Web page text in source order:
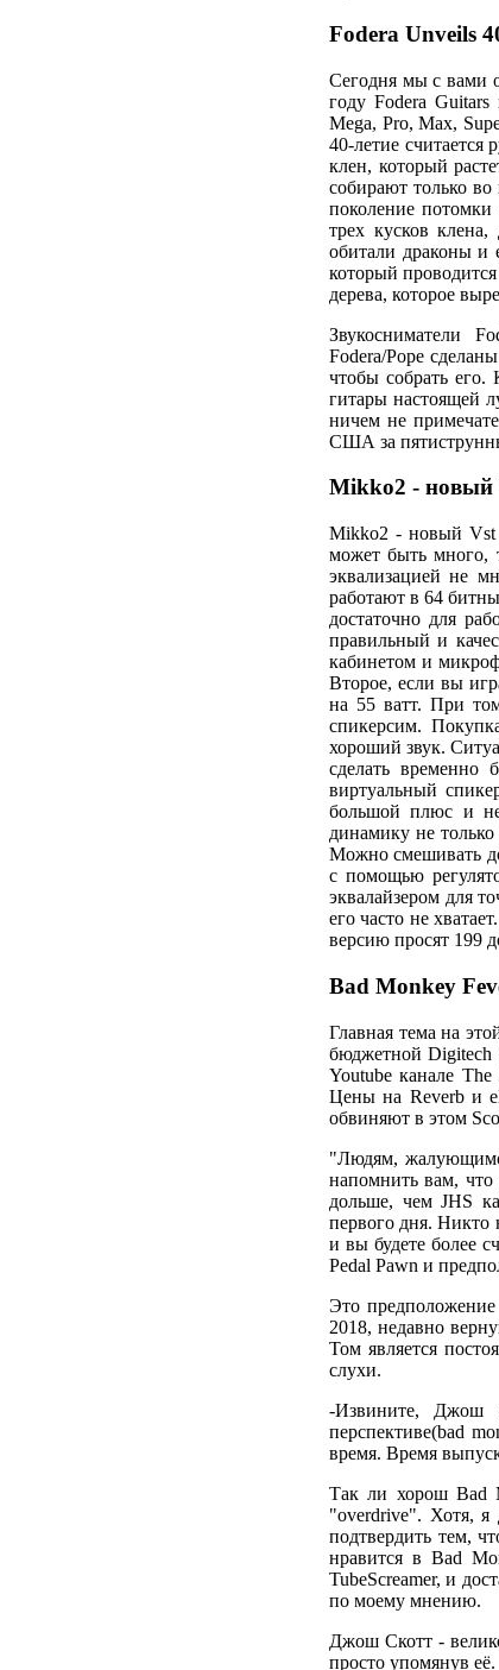
Fodera Unveils
Сегодня мы с вами
году Fodera
Mega, Pro, Max,
40-летие
клен, который
собирают только
поколение потомки
трех кусков
обитали драконы и
который
дерева, которое
Звукосниматели
Fodera/Pope
чтобы собрать его.
гитары настоящей
ничем не
США за
Mikko2 - новый
Mikko2 - новый Vst
может быть много,
эквализацией не
работают в 64
достаточно для
правильный и
кабинетом и
Второе, если вы
на 55 ватт. При
спикерсим.
хороший звук.
сделать
виртуальный
большой плюс и
динамику не
Можно смешивать
с помощью
эквалайзером для
его часто не
версию просят 199
Bad Monkey
Главная тема на
бюджетной Digitech
Youtube канале
Цены на Reverb и
обвиняют в этом
"Людям,
напомнить вам, что
дольше, чем JHS
первого дня. Никто
и вы будете более
Pedal Pawn и
Это
2018, недавно
Том является
слухи.
-Извините, Джош
перспективе(bad
время. Время
Так ли хорош Bad
"overdrive". Хотя, я
подтвердить тем,
нравится в Bad
TubeScreamer, и
по моему мнению.
Джош Скотт -
просто упомянув её.